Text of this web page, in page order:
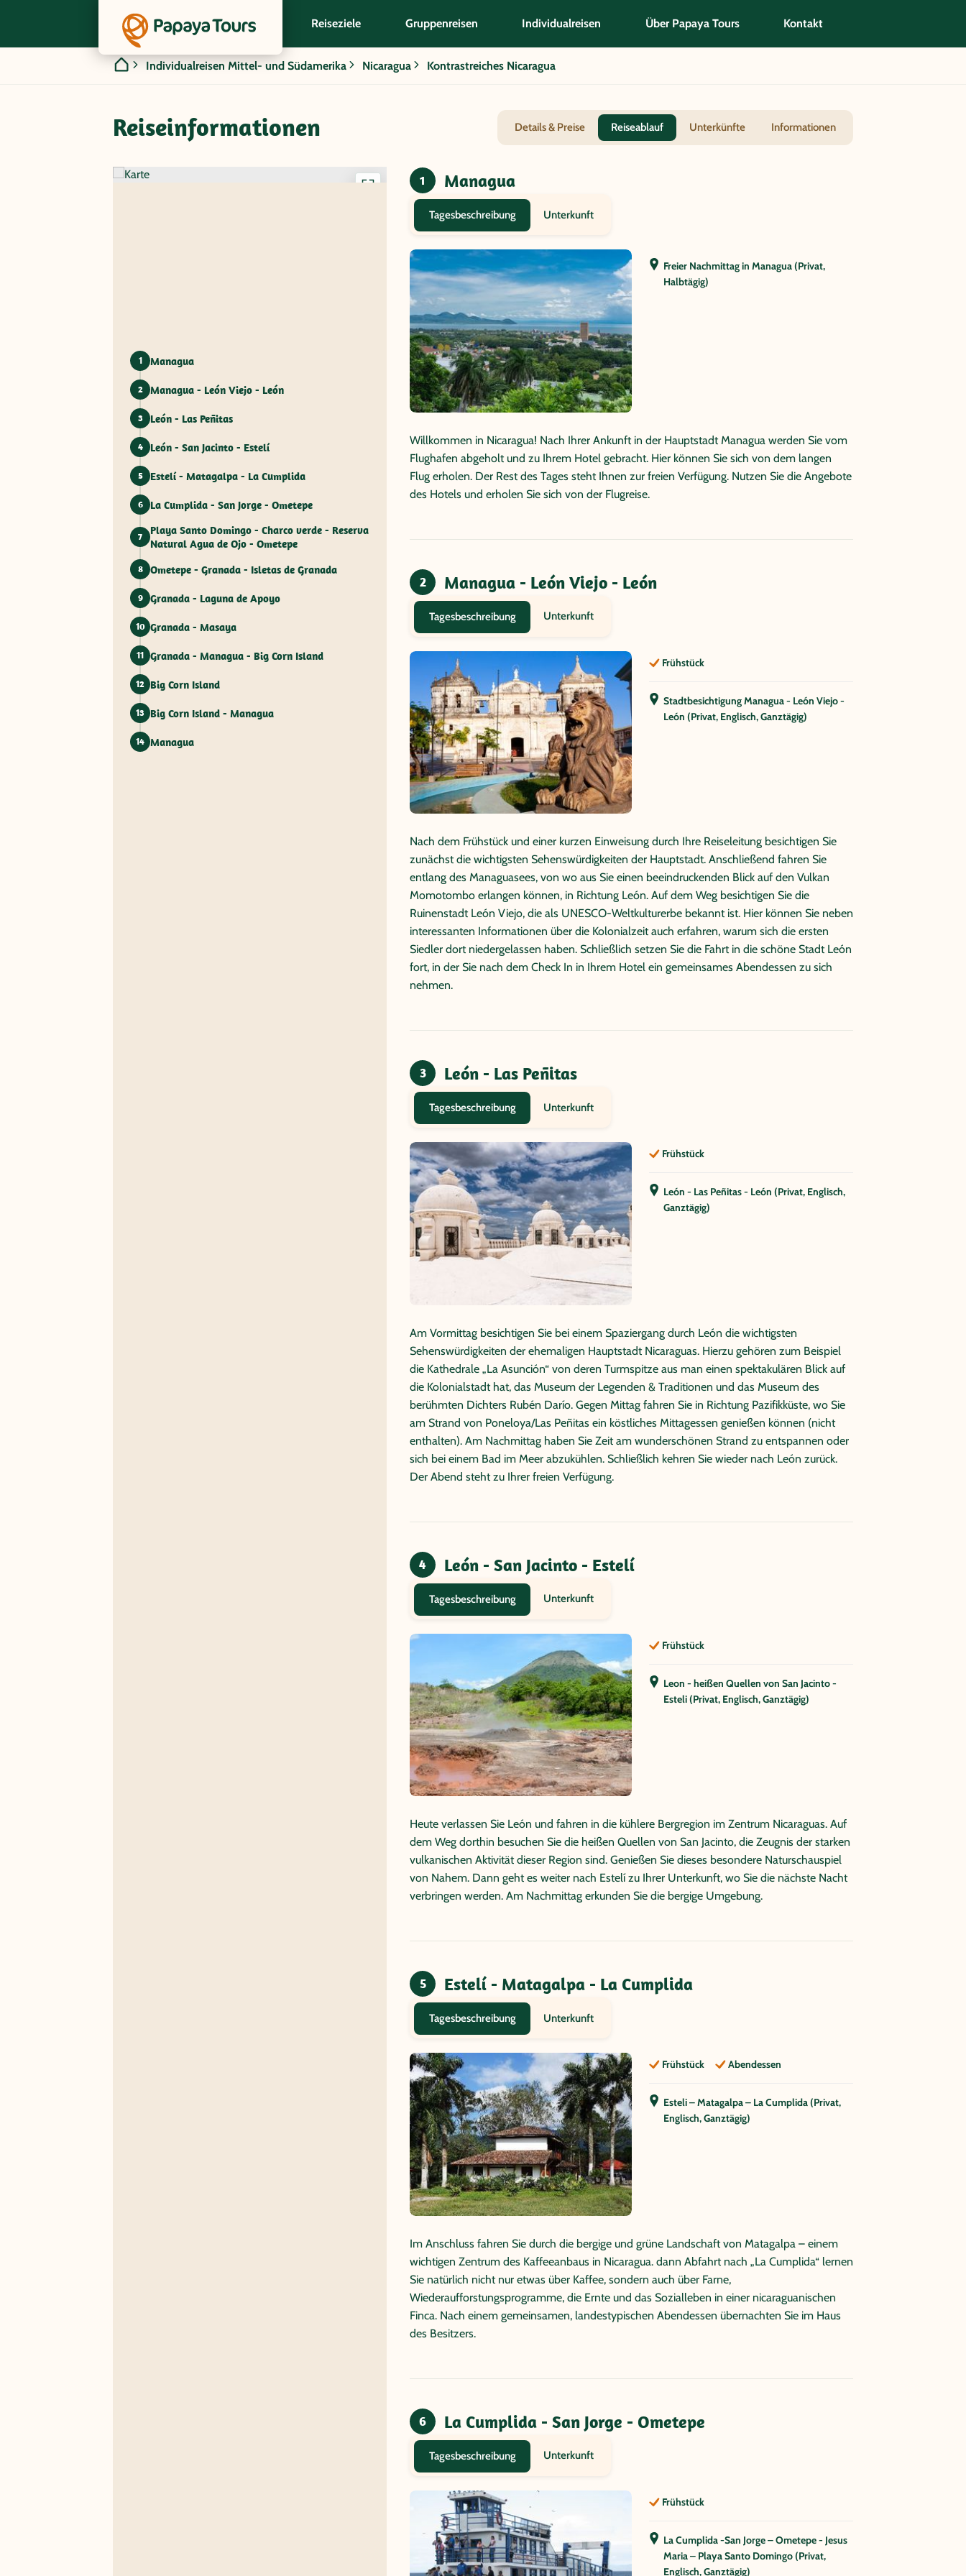
Reiseziele Gruppenreisen Individualreisen Über Papaya Tours Kontakt
Individualreisen Mittel- und Südamerika Nicaragua Kontrastreiches Nicaragua
Reiseinformationen Details & Preise Reiseablauf Unterkünfte Informationen
Interaktive
1 Managua
2 Managua - León Viejo - León
3 León - Las Peñitas
4 León - San Jacinto - Estelí
5 Estelí - Matagalpa - La Cumplida
6 La Cumplida - San Jorge - Ometepe
7
Playa Santo Domingo - Charco verde - Reserva
Natural Agua de Ojo - Ometepe
8 Ometepe - Granada - Isletas de Granada
9 Granada - Laguna de Apoyo
10 Granada - Masaya
11 Granada - Managua - Big Corn Island
12 Big Corn Island
13 Big Corn Island - Managua
14 Managua
1 Managua
Tagesbeschreibung Unterkunft
Freier Nachmittag in Managua (Privat,
Halbtägig)
Willkommen in Nicaragua! Nach Ihrer Ankunft in der Hauptstadt Managua werden Sie vom
Flughafen abgeholt und zu Ihrem Hotel gebracht. Hier können Sie sich von dem langen
Flug erholen. Der Rest des Tages steht Ihnen zur freien Verfügung. Nutzen Sie die Angebote
des Hotels und erholen Sie sich von der Flugreise.
2 Managua - León Viejo - León
Tagesbeschreibung Unterkunft
Frühstück
Stadtbesichtigung Managua - León Viejo -
León (Privat, Englisch, Ganztägig)
Nach dem Frühstück und einer kurzen Einweisung durch Ihre Reiseleitung besichtigen Sie
zunächst die wichtigsten Sehenswürdigkeiten der Hauptstadt. Anschließend fahren Sie
entlang des Managuasees, von wo aus Sie einen beeindruckenden Blick auf den Vulkan
Momotombo erlangen können, in Richtung León. Auf dem Weg besichtigen Sie die
Ruinenstadt León Viejo, die als UNESCO-Weltkulturerbe bekannt ist. Hier können Sie neben
interessanten Informationen über die Kolonialzeit auch erfahren, warum sich die ersten
Siedler dort niedergelassen haben. Schließlich setzen Sie die Fahrt in die schöne Stadt León
fort, in der Sie nach dem Check In in Ihrem Hotel ein gemeinsames Abendessen zu sich
nehmen.
3 León - Las Peñitas
Tagesbeschreibung Unterkunft
Frühstück
León - Las Peñitas - León (Privat, Englisch,
Ganztägig)
Am Vormittag besichtigen Sie bei einem Spaziergang durch León die wichtigsten
Sehenswürdigkeiten der ehemaligen Hauptstadt Nicaraguas. Hierzu gehören zum Beispiel
die Kathedrale „La Asunción“ von deren Turmspitze aus man einen spektakulären Blick auf
die Kolonialstadt hat, das Museum der Legenden & Traditionen und das Museum des
berühmten Dichters Rubén Darío. Gegen Mittag fahren Sie in Richtung Pazifikküste, wo Sie
am Strand von Poneloya/Las Peñitas ein köstliches Mittagessen genießen können (nicht
enthalten). Am Nachmittag haben Sie Zeit am wunderschönen Strand zu entspannen oder
sich bei einem Bad im Meer abzukühlen. Schließlich kehren Sie wieder nach León zurück.
Der Abend steht zu Ihrer freien Verfügung.
4 León - San Jacinto - Estelí
Tagesbeschreibung Unterkunft
Frühstück
Leon - heißen Quellen von San Jacinto -
Esteli (Privat, Englisch, Ganztägig)
Heute verlassen Sie León und fahren in die kühlere Bergregion im Zentrum Nicaraguas. Auf
dem Weg dorthin besuchen Sie die heißen Quellen von San Jacinto, die Zeugnis der starken
vulkanischen Aktivität dieser Region sind. Genießen Sie dieses besondere Naturschauspiel
von Nahem. Dann geht es weiter nach Estelí zu Ihrer Unterkunft, wo Sie die nächste Nacht
verbringen werden. Am Nachmittag erkunden Sie die bergige Umgebung.
5 Estelí - Matagalpa - La Cumplida
Tagesbeschreibung Unterkunft
Frühstück Abendessen
Esteli – Matagalpa – La Cumplida (Privat,
Englisch, Ganztägig)
Im Anschluss fahren Sie durch die bergige und grüne Landschaft von Matagalpa – einem
wichtigen Zentrum des Kaffeeanbaus in Nicaragua. dann Abfahrt nach „La Cumplida“ lernen
Sie natürlich nicht nur etwas über Kaffee, sondern auch über Farne,
Wiederaufforstungsprogramme, die Ernte und das Sozialleben in einer nicaraguanischen
Finca. Nach einem gemeinsamen, landestypischen Abendessen übernachten Sie im Haus
des Besitzers.
6 La Cumplida - San Jorge - Ometepe
Tagesbeschreibung Unterkunft
Frühstück
La Cumplida -San Jorge – Ometepe - Jesus
Maria – Playa Santo Domingo (Privat,
Englisch, Ganztägig)